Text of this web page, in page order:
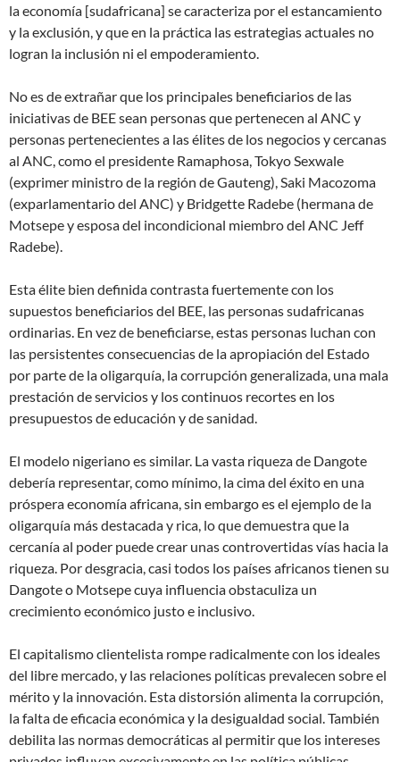
la economía [sudafricana] se caracteriza por el estancamiento
y la exclusión, y que en la práctica las estrategias actuales no
logran la inclusión ni el empoderamiento.
No es de extrañar que los principales beneficiarios de las
iniciativas de BEE sean personas que pertenecen al ANC y
personas pertenecientes a las élites de los negocios y cercanas
al ANC, como el presidente Ramaphosa, Tokyo Sexwale
(exprimer ministro de la región de Gauteng), Saki Macozoma
(exparlamentario del ANC) y Bridgette Radebe (hermana de
Motsepe y esposa del incondicional miembro del ANC Jeff
Radebe).
Esta élite bien definida contrasta fuertemente con los
supuestos beneficiarios del BEE, las personas sudafricanas
ordinarias. En vez de beneficiarse, estas personas luchan con
las persistentes consecuencias de la apropiación del Estado
por parte de la oligarquía, la corrupción generalizada, una mala
prestación de servicios y los continuos recortes en los
presupuestos de educación y de sanidad.
El modelo nigeriano es similar. La vasta riqueza de Dangote
debería representar, como mínimo, la cima del éxito en una
próspera economía africana, sin embargo es el ejemplo de la
oligarquía más destacada y rica, lo que demuestra que la
cercanía al poder puede crear unas controvertidas vías hacia la
riqueza. Por desgracia, casi todos los países africanos tienen su
Dangote o Motsepe cuya influencia obstaculiza un
crecimiento económico justo e inclusivo.
El capitalismo clientelista rompe radicalmente con los ideales
del libre mercado, y las relaciones políticas prevalecen sobre el
mérito y la innovación. Esta distorsión alimenta la corrupción,
la falta de eficacia económica y la desigualdad social. También
debilita las normas democráticas al permitir que los intereses